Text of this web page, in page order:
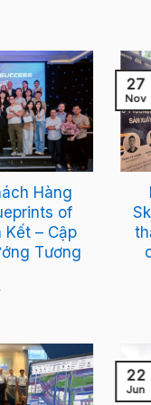
Hàng
of
Kết – Cập
Tương
27
Nov
22
Jun